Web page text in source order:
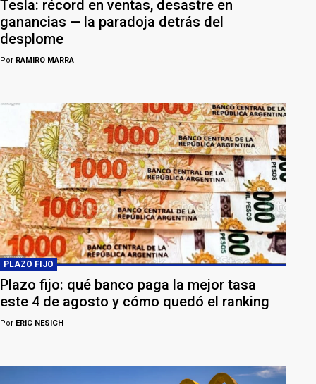
Tesla: récord en ventas, desastre en
ganancias — la paradoja detrás del
desplome
Por RAMIRO MARRA
PLAZO FIJO
Plazo fijo: qué banco paga la mejor tasa
este 4 de agosto y cómo quedó el ranking
Por ERIC NESICH